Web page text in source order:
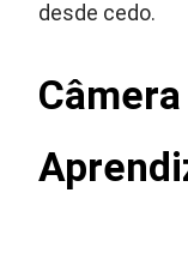
desde cedo.